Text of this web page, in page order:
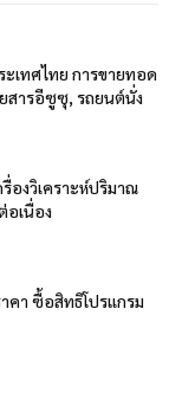
เทศไทย การขายทอด
สารอีซูซุ, รถยนต์นั่ง
องวิเคราะห์ปริมาณ
อเนื่อง
คา ซื้อสิทธิโปรแกรม